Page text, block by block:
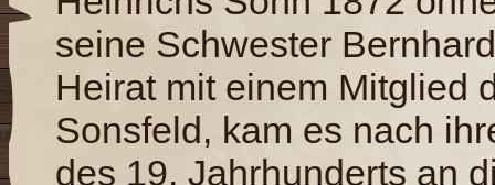
seine Schwester
Heirat mit einem Mitglied
Sonsfeld, kam es nach
des 19. Jahrhunderts an